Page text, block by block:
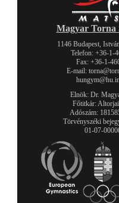
Magyar Torna
1146 Budapest,
Telefon: +36-1-
Fax: +36-1-
E-mail:
Elnök: Dr.
Főtitkár:
Adószám:
Törvényszéki
01-07-